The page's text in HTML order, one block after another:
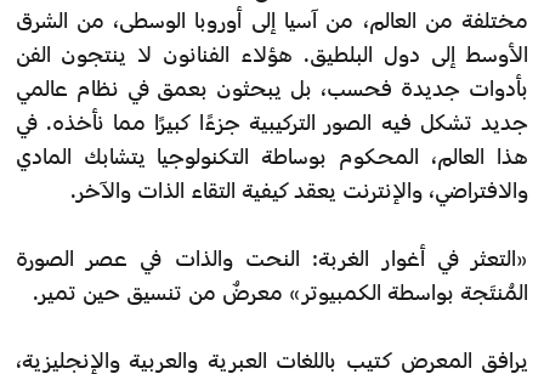
مختلفة من العالم، من آسيا إلى أوروبا الوسطى، من الشرق
الأوسط إلى دول البلطيق. هؤلاء الفنانون لا ينتجون الفن
بأدوات جديدة فحسب، بل يبحثون بعمق في نظام عالمي
جديد تشكل فيه الصور التركيبية جزءًا كبيرًا مما نأخذه. في
هذا العالم، المحكوم بوساطة التكنولوجيا يتشابك المادي
والافتراضي، والإنترنت يعقد كيفية التقاء الذات والآخر.
«التعثر في أغوار الغربة: النحت والذات في عصر الصورة
المُنتَجة بواسطة الكمبيوتر» معرضٌ من تنسيق حين تمير.
يرافق المعرض كتيب باللغات العبرية والعربية والإنجليزية،